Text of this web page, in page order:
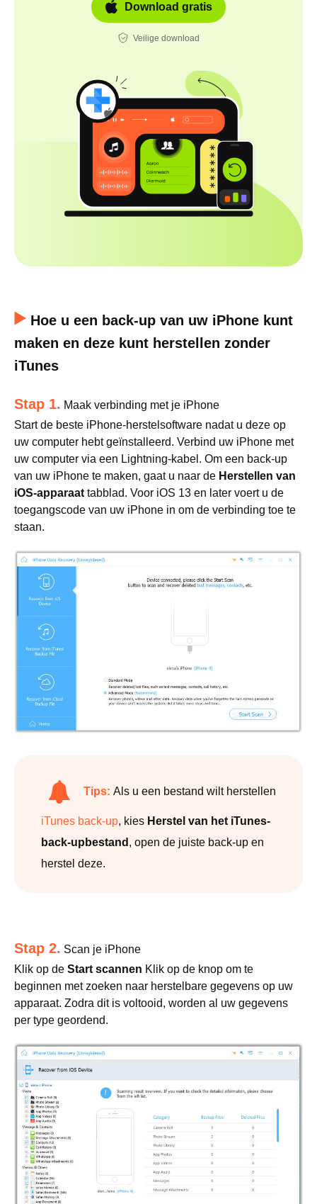
Download gratis
Veilige download
Hoe u een back-up van uw iPhone kunt
maken en deze kunt herstellen zonder
iTunes
Stap 1. Maak verbinding met je iPhone
Start de beste iPhone-herstelsoftware nadat u deze op
uw computer hebt geïnstalleerd. Verbind uw iPhone met
uw computer via een Lightning-kabel. Om een ​​back-up
van uw iPhone te maken, gaat u naar de Herstellen van
iOS-apparaat tabblad. Voor iOS 13 en later voert u de
toegangscode van uw iPhone in om de verbinding toe te
staan.
Tips: Als u een bestand wilt herstellen
iTunes back-up, kies Herstel van het iTunes-
back-upbestand , open de juiste back-up en
herstel deze.
Stap 2. Scan je iPhone
Klik op de Start scannen Klik op de knop om te
beginnen met zoeken naar herstelbare gegevens op uw
apparaat. Zodra dit is voltooid, worden al uw gegevens
per type geordend.